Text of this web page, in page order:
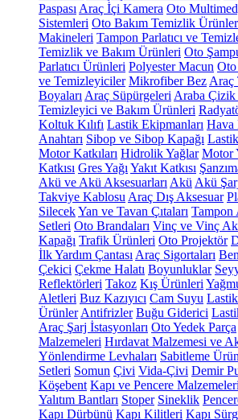
Paspası Araç İçi Kamera Oto
Sistemleri Oto Bakım Temizlik
Makineleri Tampon Parlatıcı ve
Temizlik ve Bakım Ürünleri Oto
Parlatıcı Ürünleri Polyester Macun
ve Temizleyiciler Mikrofiber Bez Araç
Boyaları Araç Süpürgeleri Araba
Temizleyici ve Bakım Ürünleri
Koltuk Kılıfı Lastik Ekipmanları Hava
Anahtarı Sibop ve Sibop Kapağı
Motor Katkıları Hidrolik Yağlar Motor
Katkısı Gres Yağı Yakıt Katkısı
Akü ve Akü Aksesuarları Akü Akü
Takviye Kablosu Araç Dış Aksesuar
SilecekYan ve Tavan Çıtaları Tampon
Setleri Oto Brandaları Vinç ve Vinç
Kapağı Trafik Ürünleri Oto Projektör
İlk Yardım Çantası Araç Sigortaları
Çekici Çekme Halatı Boyunluklar
Reflektörleri Takoz Kış Ürünleri
Aletleri Buz Kazıyıcı Cam Suyu
Ürünler Antifrizler Buğu Giderici
Araç Şarj İstasyonları Oto Yedek Parça
Malzemeleri Hırdavat Malzemesi ve
Yönlendirme Levhaları Sabitleme
Setleri Somun Çivi Vida-Çivi Demir
Köşebent Kapı ve Pencere Malzemeleri
Yalıtım Bantları Stoper Sineklik
Kapı Dürbünü Kapı Kilitleri Kapı